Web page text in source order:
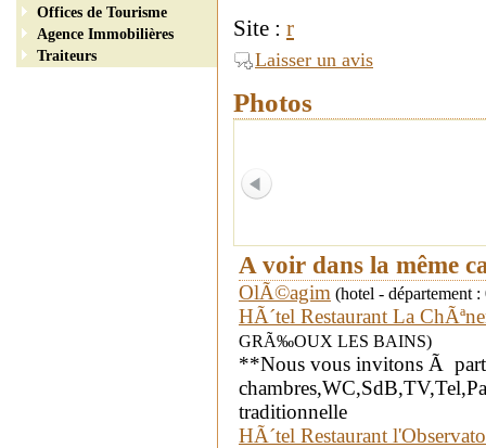
Site : r
Laisser un avis
Photos
A voir dans la même
OlÃ©agim (hotel - département
HÃ´tel Restaurant La
GRÃ‰OUX LES BAINS)
**Nous vous invitons Ã
traditionnelle
HÃ´tel Restaurant
Offices de Tourisme
Agence Immobilières
Traiteurs